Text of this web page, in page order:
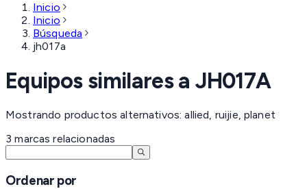
Inicio
Inicio
Búsqueda
jh017a
Equipos similares aJH017A
Mostrando productos alternativos: allied, ruijie, planet
3 marcas relacionadas
Ordenar por